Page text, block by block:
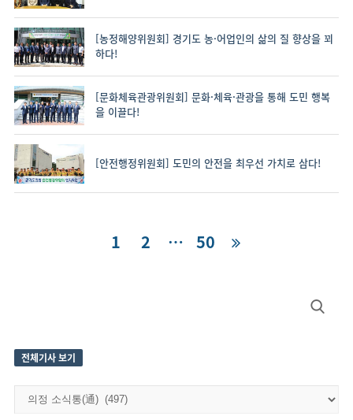
[농정해양위원회] 경기도 농·어업인의 삶의 질 향상을 꾀
하다!
[문화체육관광위원회] 문화·체육·관광을 통해 도민 행복
을 이끌다!
[안전행정위원회] 도민의 안전을 최우선 가치로 삼다!
션
Page
1 Page
2 … Page
50
전체기사 보기
전